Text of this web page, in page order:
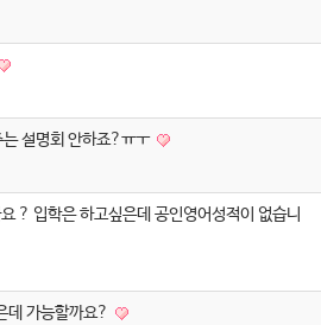
설명회 안하죠?ㅠㅜ
? 입학은 하고싶은데 공인영어성적이 없습니
데 가능할까요?